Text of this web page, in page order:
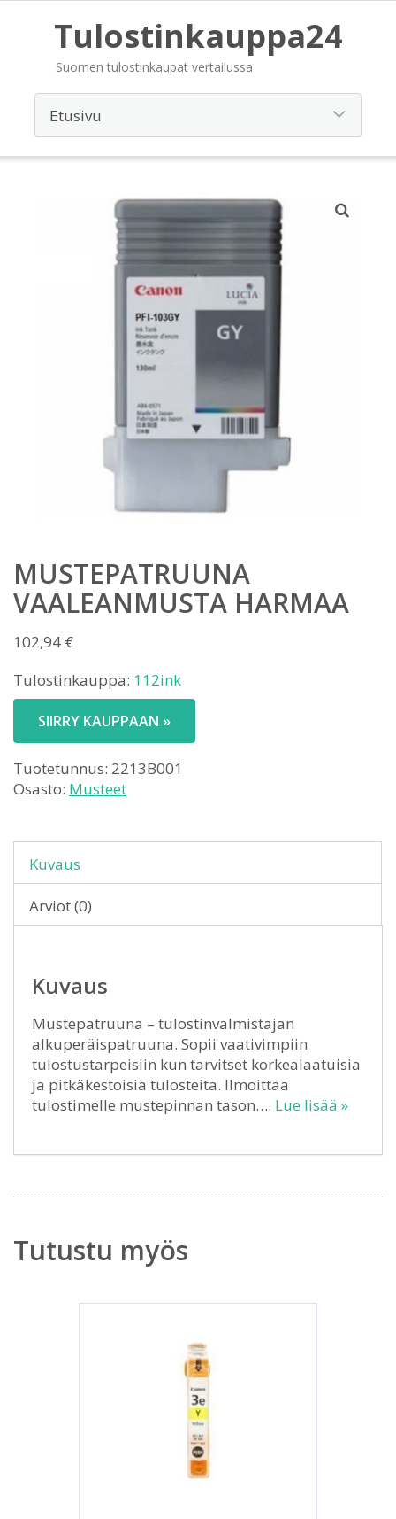
Tulostinkauppa24
Suomen tulostinkaupat vertailussa
MUSTEPATRUUNA
VAALEANMUSTA HARMAA
102,94 €
Tulostinkauppa: 112ink
SIIRRY KAUPPAAN »
Tuotetunnus: 2213B001
Osasto: Musteet
Kuvaus
Arviot (0)
Kuvaus
Mustepatruuna – tulostinvalmistajan
alkuperäispatruuna. Sopii vaativimpiin
tulostustarpeisiin kun tarvitset korkealaatuisia
ja pitkäkestoisia tulosteita. Ilmoittaa
tulostimelle mustepinnan tason…. Lue lisää »
Tutustu myös